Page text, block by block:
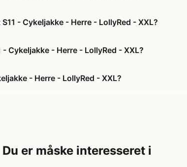
- Cykeljakke - Herre - LollyRed - XXL?
Cykeljakke - Herre - LollyRed - XXL?
- Herre - LollyRed - XXL?
Du er måske interesseret i